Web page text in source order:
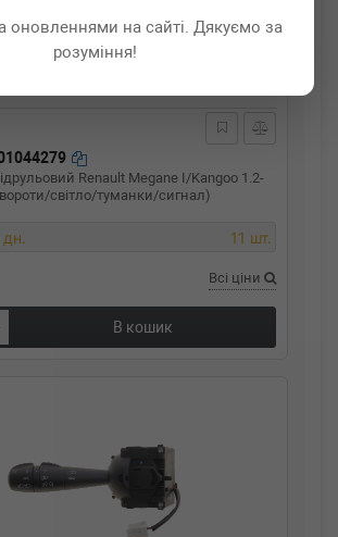
оновленнями на сайті. Дякуємо за
розуміння!
Renault Megane I/Kangoo 1.2-
світло/туманки/сигнал)
дн. 11 шт.
Всі ціни
В кошик